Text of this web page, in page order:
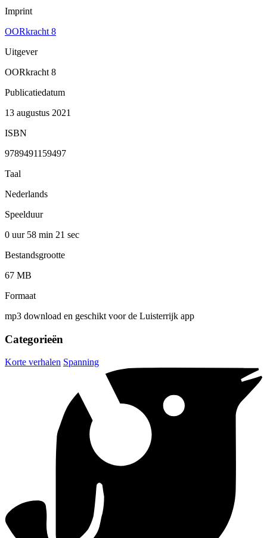
Imprint
OORkracht 8
Uitgever
OORkracht 8
Publicatiedatum
13 augustus 2021
ISBN
9789491159497
Taal
Nederlands
Speelduur
0 uur 58 min 21 sec
Bestandsgrootte
67 MB
Formaat
mp3 download en geschikt voor de Luisterrijk app
Categorieën
Korte verhalen Spanning